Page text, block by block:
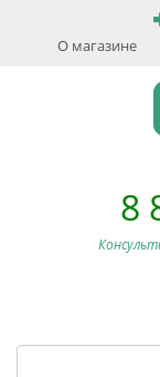
О магазине
8